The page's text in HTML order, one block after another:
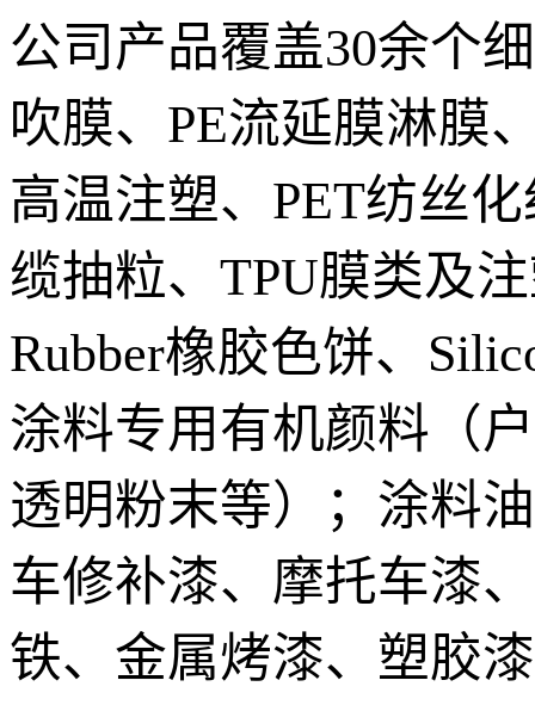
公司产品覆盖30余个
吹膜、PE流延膜淋膜
高温注塑、PET纺丝
缆抽粒、TPU膜类及
Rubber橡胶色饼、
涂料专用有机颜料（
透明粉末等）；涂料
车修补漆、摩托车漆
铁、金属烤漆、塑胶